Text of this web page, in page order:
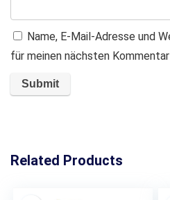
Name, E-Mail-Adresse und
für meinen nächsten
Related Products